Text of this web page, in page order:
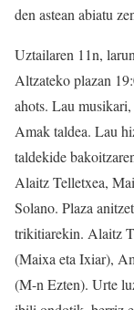
den astean abiatu
Uztailaren 11n,
Altzateko plazan
ahots. Lau
Amak taldea. Lau
taldekide
Alaitz Telletxea,
Solano. Plaza
trikitiarekin. Alaitz
(Maixa eta Ixiar),
(M-n Ezten). Urte